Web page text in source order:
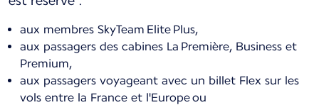
aux membres SkyTeam Elite Plus,
aux passagers des cabines La Première, Business et
Premium,
aux passagers voyageant avec un billet Flex sur les
vols entre la France et l'Europe ou